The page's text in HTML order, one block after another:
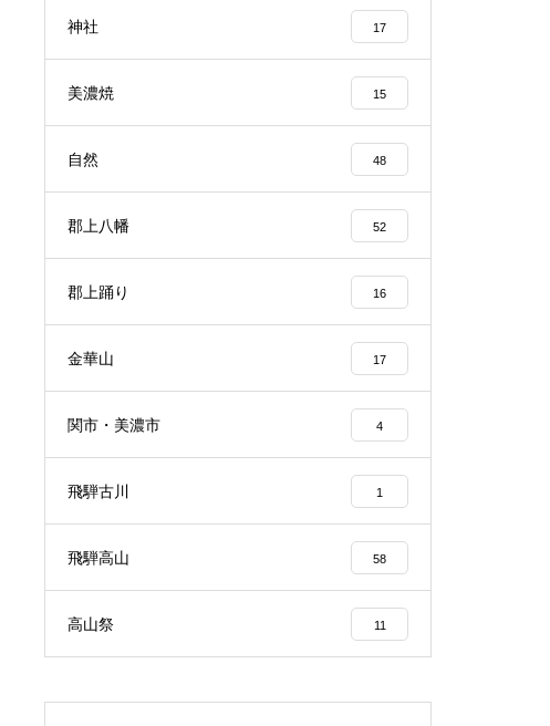
神社 17
美濃焼 15
自然 48
郡上八幡 52
郡上踊り 16
金華山 17
関市・美濃市 4
飛騨古川 1
飛騨高山 58
高山祭 11